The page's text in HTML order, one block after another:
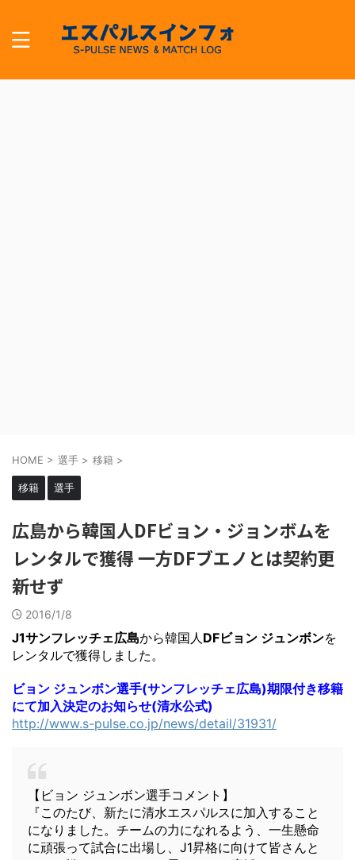
HOME > 選手 > 移籍 >
移籍 選手
広島から韓国人DFビョン・ジョンボムを
レンタルで獲得 一方DFブエノとは契約更
新せず
2016/1/8
J1サンフレッチェ広島から韓国人DFビョン ジュンボンを
レンタルで獲得しました。
ビョン ジュンボン選手(サンフレッチェ広島)期限付き移籍
にて加入決定のお知らせ(清水公式)
http://www.s-pulse.co.jp/news/detail/31931/
【ビョン ジュンボン選手コメント】
『このたび、新たに清水エスパルスに加入すること
になりました。チームの力になれるよう、一生懸命
に頑張って試合に出場し、J1昇格に向けて皆さんと